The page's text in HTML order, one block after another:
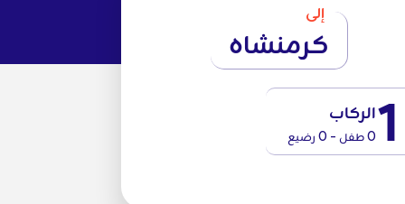
إلى
كرمنشاه
1الركاب
0 طفل - 0 رضيع